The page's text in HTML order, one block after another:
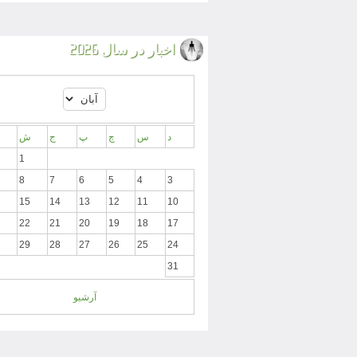
اخبار در سال 2026
د س چ پ ج ش
1
3
4
5
6
7
8
10
11
12
13
14
15
17
18
19
20
21
22
24
25
26
27
28
29
31
آرشیو